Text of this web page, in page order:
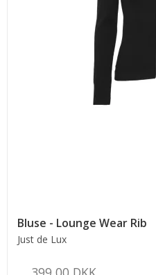
Bluse - Lounge Wear Rib
Just de Lux